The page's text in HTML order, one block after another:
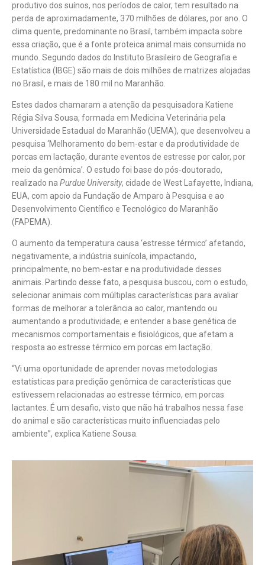
produtivo dos suínos, nos períodos de calor, tem resultado na
perda de aproximadamente, 370 milhões de dólares, por ano. O
clima quente, predominante no Brasil, também impacta sobre
essa criação, que é a fonte proteica animal mais consumida no
mundo. Segundo dados do Instituto Brasileiro de Geografia e
Estatística (IBGE) são mais de dois milhões de matrizes alojadas
no Brasil, e mais de 180 mil no Maranhão.
Estes dados chamaram a atenção da pesquisadora Katiene
Régia Silva Sousa, formada em Medicina Veterinária pela
Universidade Estadual do Maranhão (UEMA), que desenvolveu a
pesquisa ‘Melhoramento do bem-estar e da produtividade de
porcas em lactação, durante eventos de estresse por calor, por
meio da genômica’. O estudo foi base do pós-doutorado,
realizado na Purdue University, cidade de West Lafayette, Indiana,
EUA, com apoio da Fundação de Amparo à Pesquisa e ao
Desenvolvimento Científico e Tecnológico do Maranhão
(FAPEMA).
O aumento da temperatura causa ‘estresse térmico’ afetando,
negativamente, a indústria suinícola, impactando,
principalmente, no bem-estar e na produtividade desses
animais. Partindo desse fato, a pesquisa buscou, com o estudo,
selecionar animais com múltiplas características para avaliar
formas de melhorar a tolerância ao calor, mantendo ou
aumentando a produtividade; e entender a base genética de
mecanismos comportamentais e fisiológicos, que afetam a
resposta ao estresse térmico em porcas em lactação.
“Vi uma oportunidade de aprender novas metodologias
estatísticas para predição genômica de características que
estivessem relacionadas ao estresse térmico, em porcas
lactantes. É um desafio, visto que não há trabalhos nessa fase
do animal e são características muito influenciadas pelo
ambiente”, explica Katiene Sousa.